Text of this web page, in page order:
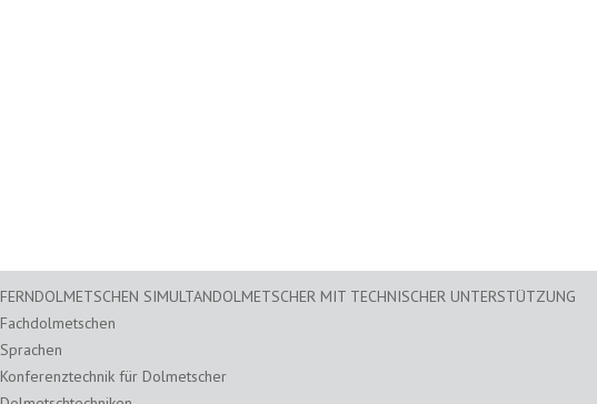
FERNDOLMETSCHEN SIMULTANDOLMETSCHER MIT TECHNISCHER UNTERSTÜTZUNG
Fachdolmetschen
Sprachen
Konferenztechnik für Dolmetscher